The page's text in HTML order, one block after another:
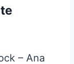
– Ana